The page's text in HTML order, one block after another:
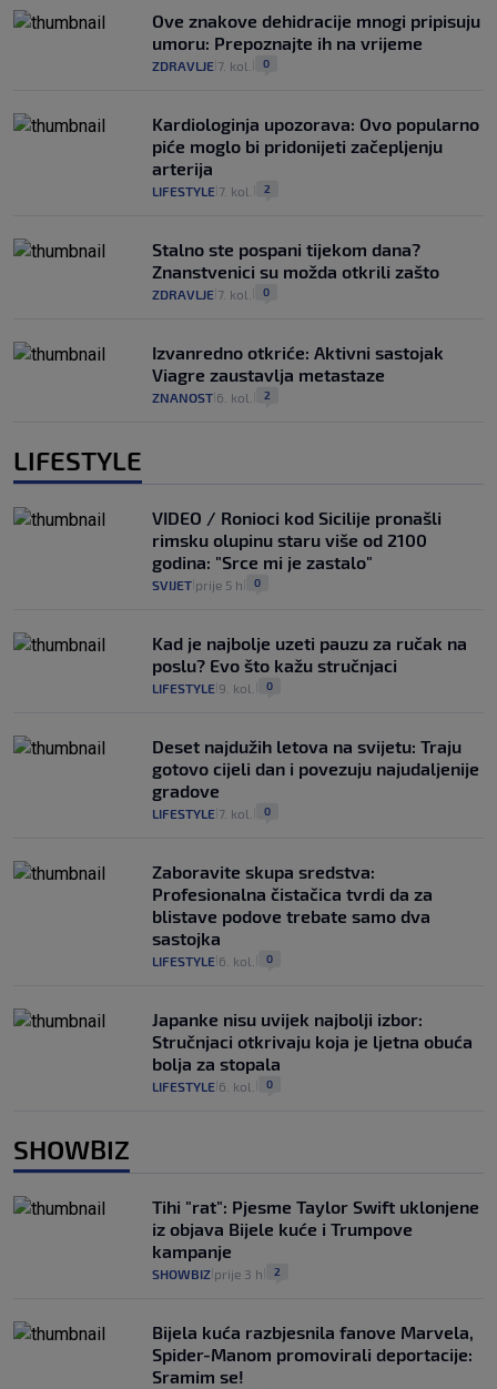
Ove znakove dehidracije mnogi pripisuju
umoru: Prepoznajte ih na vrijeme
ZDRAVLJE 7. kol. 0
Kardiologinja upozorava: Ovo popularno
piće moglo bi pridonijeti začepljenju
arterija
LIFESTYLE 7. kol. 2
Stalno ste pospani tijekom dana?
Znanstvenici su možda otkrili zašto
ZDRAVLJE 7. kol. 0
Izvanredno otkriće: Aktivni sastojak
Viagre zaustavlja metastaze
ZNANOST 6. kol. 2
LIFESTYLE
VIDEO / Ronioci kod Sicilije pronašli
rimsku olupinu staru više od 2100
godina: "Srce mi je zastalo"
SVIJET prije 5 h 0
Kad je najbolje uzeti pauzu za ručak na
poslu? Evo što kažu stručnjaci
LIFESTYLE 9. kol. 0
Deset najdužih letova na svijetu: Traju
gotovo cijeli dan i povezuju najudaljenije
gradove
LIFESTYLE 7. kol. 0
Zaboravite skupa sredstva:
Profesionalna čistačica tvrdi da za
blistave podove trebate samo dva
sastojka
LIFESTYLE 6. kol. 0
Japanke nisu uvijek najbolji izbor:
Stručnjaci otkrivaju koja je ljetna obuća
bolja za stopala
LIFESTYLE 6. kol. 0
SHOWBIZ
Tihi "rat": Pjesme Taylor Swift uklonjene
iz objava Bijele kuće i Trumpove
kampanje
SHOWBIZ prije 3 h 2
Bijela kuća razbjesnila fanove Marvela,
Spider-Manom promovirali deportacije:
Sramim se!